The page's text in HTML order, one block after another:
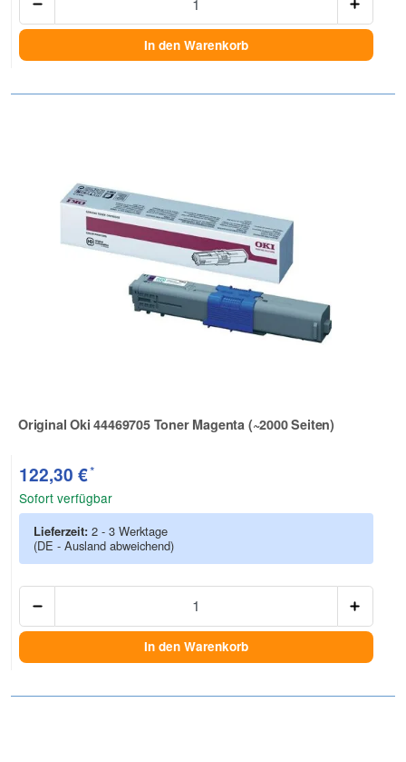
In den Warenkorb
Original Oki 44469705 Toner Magenta (~2000 Seiten)
Zur Artikelbewertung
122,30 €*
Sofort verfügbar
Lieferzeit: 2 - 3 Werktage
(DE - Ausland abweichend)
In den Warenkorb